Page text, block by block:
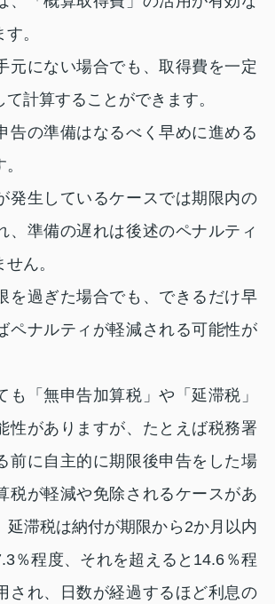
。
元にない場合でも、取得費を一定
計算することができます。
告の準備はなるべく早めに進める
発生しているケースでは期限内の
、準備の遅れは後述のペナルティ
ん。
を過ぎた場合でも、できるだけ早
ペナルティが軽減される可能性が
も「無申告加算税」や「延滞税」
性がありますが、たとえば税務署
前に自主的に期限後申告をした場
税が軽減や免除されるケースがあ
延滞税は納付が期限から2か月以内
％程度、それを超えると14.6％程
され、日数が経過するほど利息の